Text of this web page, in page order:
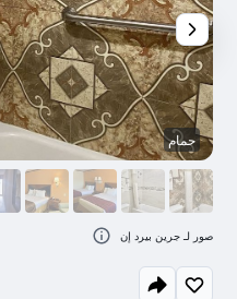
حمام
صور لـ جرين بيرد إن